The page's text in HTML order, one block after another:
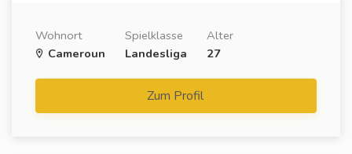
Wohnort
Cameroun
Spielklasse
Landesliga
Alter
27
Zum Profil